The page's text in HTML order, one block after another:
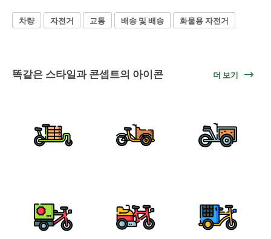
차량 자전거 교통 배송 및 배송 화물용 자전거
똑같은 스타일과 콘셉트의 아이콘 더 보기